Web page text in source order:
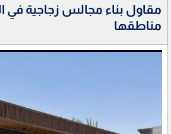
مقاول بناء مجالس زجاجية في
مناطقها